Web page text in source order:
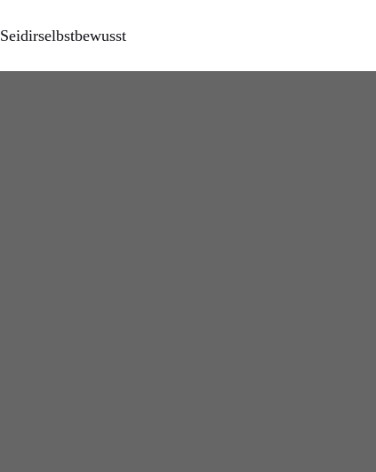
Seidirselbstbewusst